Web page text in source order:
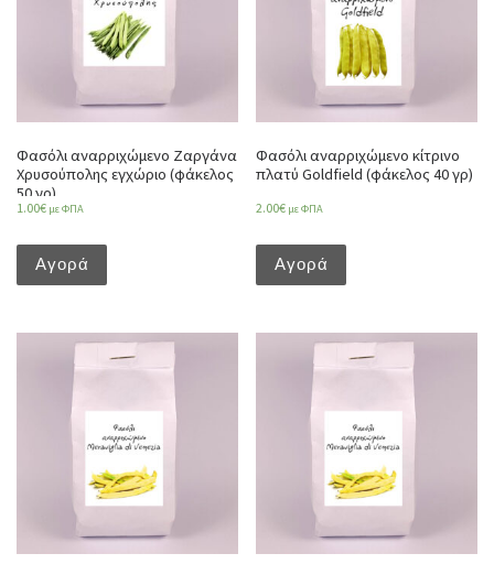
Φασόλι αναρριχώμενο Ζαργάνα
Χρυσούπολης εγχώριο (φάκελος
50 γρ)
1.00€ με ΦΠΑ
Αγορά
Φασόλι αναρριχώμενο κίτρινο
πλατύ Goldfield (φάκελος 40 γρ)
2.00€ με ΦΠΑ
Αγορά